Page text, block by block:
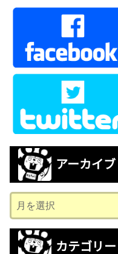
アーカイブ
ー
カ
カテゴリー